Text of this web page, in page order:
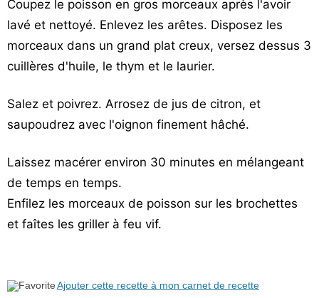
Coupez le poisson en gros morceaux après l'avoir
lavé et nettoyé. Enlevez les arêtes. Disposez les
morceaux dans un grand plat creux, versez dessus 3
cuillères d'huile, le thym et le laurier.
Salez et poivrez. Arrosez de jus de citron, et
saupoudrez avec l'oignon finement hâché.
Laissez macérer environ 30 minutes en mélangeant
de temps en temps.
Enfilez les morceaux de poisson sur les brochettes
et faîtes les griller à feu vif.
Ajouter cette recette à mon carnet de recette